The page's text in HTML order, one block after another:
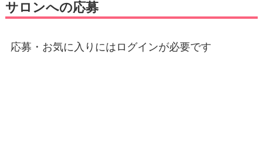
サロンへの応募
応募・お気に入りにはログインが必要です